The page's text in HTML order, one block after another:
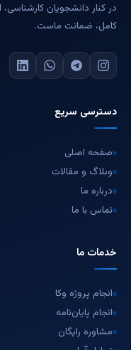
در کنار دانشجویان
کامل، ضمانت ماست.
دسترسی سریع
صفحه اصلی
وبلاگ و مقالات
درباره ما
تماس با ما
خدمات ما
انجام پروژه وکا
انجام پایان‌نامه
مشاوره رایگان